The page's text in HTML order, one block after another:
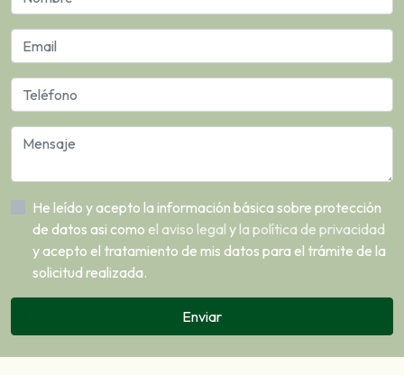
He leído y acepto la información básica sobre protección
de datos asi como el aviso legal yla política de privacidad
y acepto el tratamiento de mis datos para el trámite de la
solicitud realizada.
Enviar